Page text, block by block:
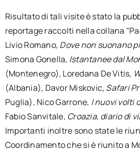
Risultato di tali visite è stato la
reportage raccolti nella collana
Livio Romano, Dove non suonano
Simona Gonella, Istantanee dal
(Montenegro), Loredana De Vitis,
(Albania), Davor Miskovic, Safari
Puglia), Nico Garrone, I nuovi volti
Fabio Sanvitale, Croazia, diario di
Importanti inoltre sono state le
Coordinamento che si è riunito a